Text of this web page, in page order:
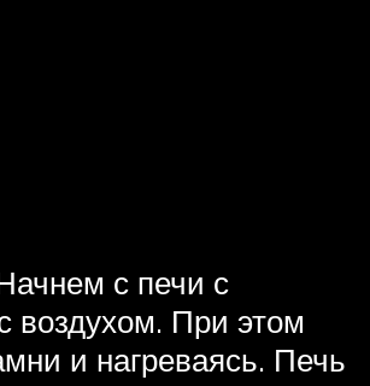
с печи с
воздухом. При этом
и нагреваясь. Печь